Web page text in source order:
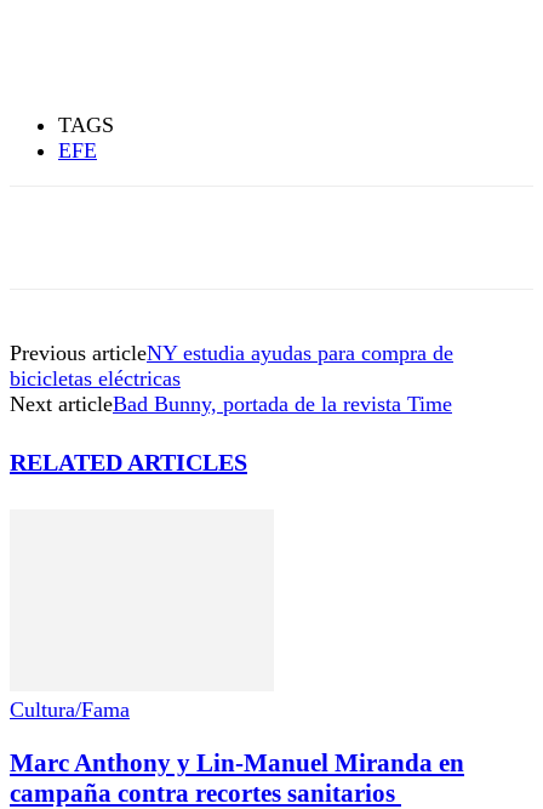
TAGS
EFE
Previous articleNY estudia ayudas para compra de
bicicletas eléctricas
Next articleBad Bunny, portada de la revista Time
RELATED ARTICLES
Cultura/Fama
Marc Anthony y Lin-Manuel Miranda en
campaña contra recortes sanitarios